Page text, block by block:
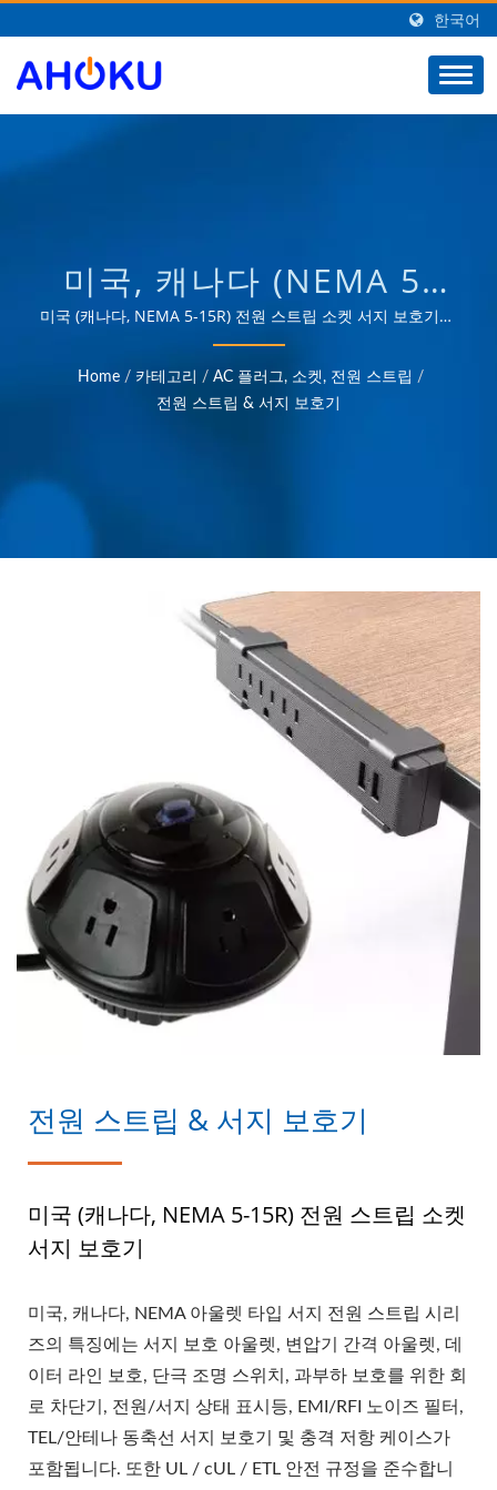
한국어
미국, 캐나다 (NEMA 5-
15R) 서지 전원 스트립대
만 기반 AC 전원 서지 보
호기, 범용 여행 어댑터, 변
PDU 공급업체 | AHOKU
ELECTRONIC COMPANY
미국 (캐나다, NEMA 5-15R) 전원 스트립 소켓 서지 보호기35
년 이상의 신뢰받는 OEM 및 ODM 경험을 바탕으로 산업, 통
신, 자동차 및 소비자 시장과 같은 다양한 분야의 전력 관리
애플리케이션 요구를 충족하는 제품을 제공합니다.
Home / 카테고리 / AC 플러그, 소켓, 전원 스트립 /
전원 스트립 & 서지 보호기
전원 스트립 & 서지 보호기
미국 (캐나다, NEMA 5-15R) 전원 스트립 소켓
서지 보호기
미국, 캐나다, NEMA 아울렛 타입 서지 전원 스트립 시리
즈의 특징에는 서지 보호 아울렛, 변압기 간격 아울렛, 데
이터 라인 보호, 단극 조명 스위치, 과부하 보호를 위한 회
로 차단기, 전원/서지 상태 표시등, EMI/RFI 노이즈 필터,
TEL/안테나 동축선 서지 보호기 및 충격 저항 케이스가
포함됩니다. 또한 UL / cUL / ETL 안전 규정을 준수합니